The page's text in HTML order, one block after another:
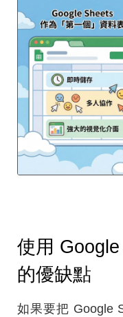
使用
的優缺點
如果要把 Google